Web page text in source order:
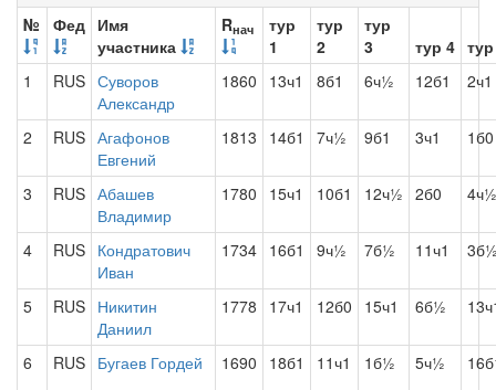
№ Фед Имя
участника
Rнач
тур
1
тур
2
тур
3
тур 4
1
RUS Суворов
Александр
1860 13ч1 8б1 6ч½ 12б1 2ч1
2 RUS Агафонов
Евгений
1813 14б1 7ч½ 9б1 3ч1 1б0
3 RUS Абашев
Владимир
1780 15ч1 10б1 12ч½ 2б0 4ч½
4 RUS Кондратович
Иван
1734 16б1 9ч½ 7б½ 11ч1
5 RUS Никитин
Даниил
1778 17ч1 12б0 15ч1 6б½
6 RUS Бугаев Гордей 1690 18б1 11ч1 1б½ 5ч½